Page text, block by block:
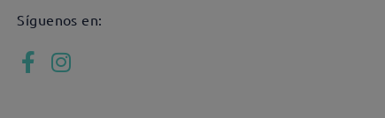
Síguenos en: